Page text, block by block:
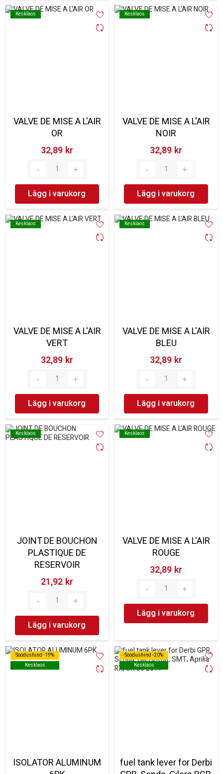
Kesklaos
Kesklaos
VALVE DE MISE A L'AIR
OR
32,89 kr‎
Lägg i varukorg
Kesklaos
Kesklaos
VALVE DE MISE A L'AIR
NOIR
32,89 kr‎
Lägg i varukorg
Kesklaos
Kesklaos
VALVE DE MISE A L'AIR
VERT
32,89 kr‎
Lägg i varukorg
Kesklaos
Kesklaos
VALVE DE MISE A L'AIR
BLEU
32,89 kr‎
Lägg i varukorg
Kesklaos
Kesklaos
JOINT DE BOUCHON
PLASTIQUE DE
RESERVOIR
21,92 kr‎
Lägg i varukorg
Kesklaos
Kesklaos
VALVE DE MISE A L'AIR
ROUGE
32,89 kr‎
Lägg i varukorg
Soodushind -19%
Kesklaos
Soodushind -19%
Kesklaos
ISOLATOR ALUMINUM
Soodushind -20%
Kesklaos
Soodushind -20%
Kesklaos
fuel tank lever for Derbi